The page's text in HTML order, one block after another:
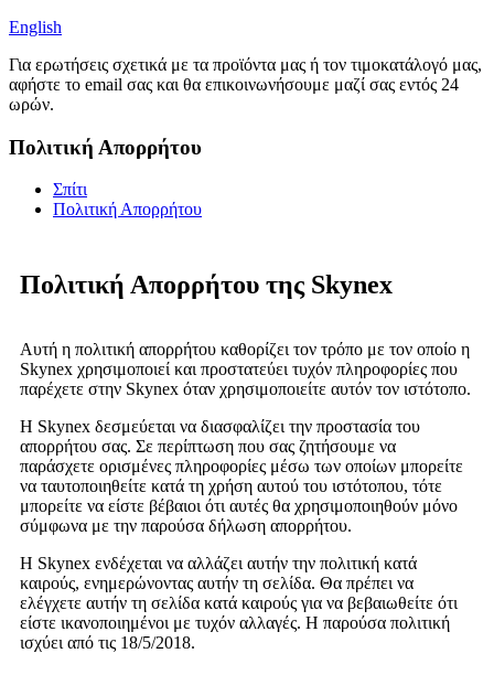
English
Για ερωτήσεις σχετικά με τα προϊόντα μας ή τον τιμοκατάλογό μας,
αφήστε το email σας και θα επικοινωνήσουμε μαζί σας εντός 24
ωρών.
Πολιτική Απορρήτου
Σπίτι
Πολιτική Απορρήτου
Πολιτική Απορρήτου της Skynex
Αυτή η πολιτική απορρήτου καθορίζει τον τρόπο με τον οποίο η
Skynex χρησιμοποιεί και προστατεύει τυχόν πληροφορίες που
παρέχετε στην Skynex όταν χρησιμοποιείτε αυτόν τον ιστότοπο.
Η Skynex δεσμεύεται να διασφαλίζει την προστασία του
απορρήτου σας. Σε περίπτωση που σας ζητήσουμε να
παράσχετε ορισμένες πληροφορίες μέσω των οποίων μπορείτε
να ταυτοποιηθείτε κατά τη χρήση αυτού του ιστότοπου, τότε
μπορείτε να είστε βέβαιοι ότι αυτές θα χρησιμοποιηθούν μόνο
σύμφωνα με την παρούσα δήλωση απορρήτου.
Η Skynex ενδέχεται να αλλάζει αυτήν την πολιτική κατά
καιρούς, ενημερώνοντας αυτήν τη σελίδα. Θα πρέπει να
ελέγχετε αυτήν τη σελίδα κατά καιρούς για να βεβαιωθείτε ότι
είστε ικανοποιημένοι με τυχόν αλλαγές. Η παρούσα πολιτική
ισχύει από τις 18/5/2018.